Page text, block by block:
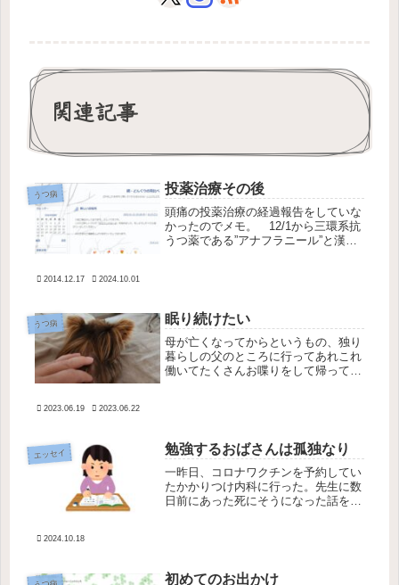
関連記事
うつ病 投薬治療その後
頭痛の投薬治療の経過報告をしていな
かったのでメモ。 12/1から三環系抗
うつ薬である”アナフラニール”と漢方
2014.12.17 2024.10.01
うつ病 眠り続けたい
母が亡くなってからというもの、独り
暮らしの父のところに行ってあれこれ
働いてたくさんお喋りをして帰ってく
実...
2023.06.19 2023.06.22
エッセイ 勉強するおばさんは孤独なり
一昨日、コロナワクチンを予約してい
たかかりつけ内科に行った。先生に数
日前にあった死にそうになった話を事
ー...
2024.10.18
初めてのお出かけ